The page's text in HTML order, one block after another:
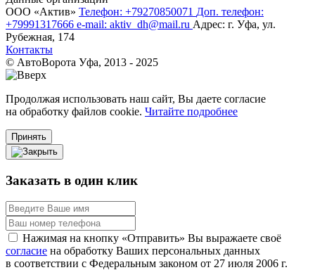
ООО «‎Актив»‎ Телефон: +79270850071 Доп. телефон:
+79991317666 e-mail: aktiv_dh@mail.ru Адрес: г. Уфа, ул.
Рубежная, 174
Контакты
© АвтоВорота Уфа, 2013 - 2025
Продолжая использовать наш сайт, Вы даете согласие
на обработку файлов cookie. Читайте подробнее
Принять
Заказать в один клик
Нажимая на кнопку «Отправить» Вы выражаете своё
согласие на обработку Ваших персональных данных
в соответствии с Федеральным законом от 27 июля 2006 г.